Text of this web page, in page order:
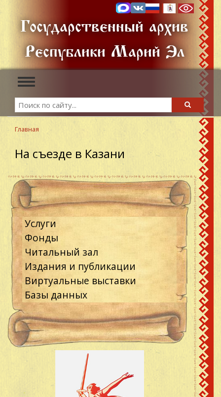
основному
содержанию
Государственный архив
Республики Марий Эл
Toggle
navigation
Search
Search
Главная
На съезде в Казани
Услуги
Фонды
Читальный зал
Издания и публикации
Виртуальные выставки
Базы данных